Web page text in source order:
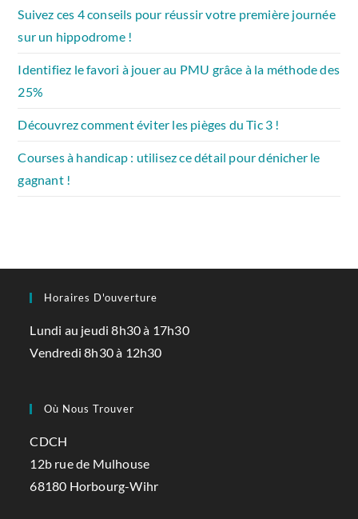
Suivez ces 4 conseils pour réussir votre première journée
sur un hippodrome !
Identifiez le favori à jouer au PMU grâce à la méthode des
25%
Découvrez comment éviter les pièges du Tic 3 !
Courses à handicap : utilisez ce détail pour dénicher le
gagnant !
Horaires D'ouverture
Lundi au jeudi 8h30 à 17h30
Vendredi 8h30 à 12h30
Où Nous Trouver
CDCH
12b rue de Mulhouse
68180 Horbourg-Wihr